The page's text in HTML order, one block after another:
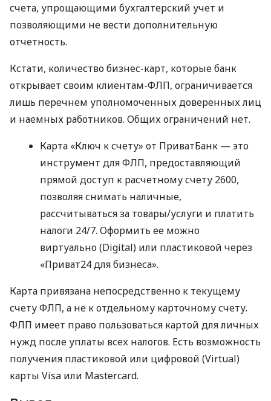
счета, упрощающими бухгалтерский учет и
позволяющими не вести дополнительную
отчетность.
Кстати, количество бизнес-карт, которые банк
открывает своим клиентам-ФЛП, ограничивается
лишь перечнем уполномоченных доверенных лиц
и наемных работников. Общих ограничений нет.
Карта «Ключ к счету» от ПриватБанк — это
инструмент для ФЛП, предоставляющий
прямой доступ к расчетному счету 2600,
позволяя снимать наличные,
рассчитываться за товары/услуги и платить
налоги 24/7. Оформить ее можно
виртуально (Digital) или пластиковой через
«Приват24 для бизнеса».
Карта привязана непосредственно к текущему
счету ФЛП, а не к отдельному карточному счету.
ФЛП имеет право пользоваться картой для личных
нужд после уплаты всех налогов. Есть возможность
получения пластиковой или цифровой (Virtual)
карты Visa или Mastercard.